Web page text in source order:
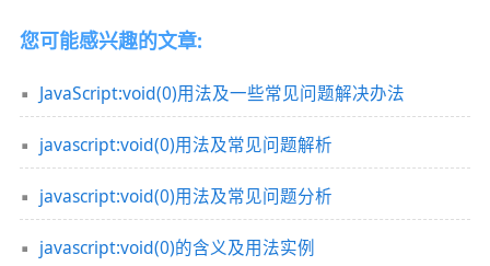
您可能感兴趣的文章:
JavaScript:void(0)用法及一些常见问题解决办法
javascript:void(0)用法及常见问题解析
javascript:void(0)用法及常见问题分析
javascript:void(0)的含义及用法实例